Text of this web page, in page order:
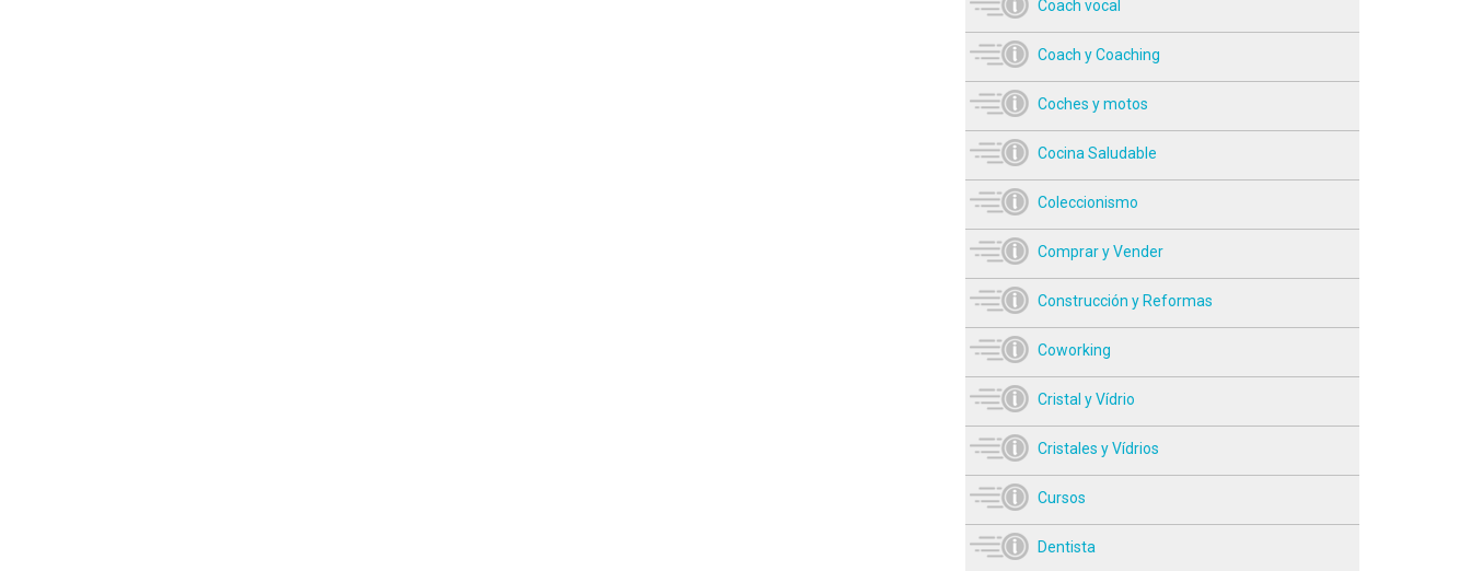
Coach vocal
Coach y Coaching
Coches y motos
Cocina Saludable
Coleccionismo
Comprar y Vender
Construcción y Reformas
Coworking
Cristal y Vídrio
Cristales y Vídrios
Cursos
Dentista